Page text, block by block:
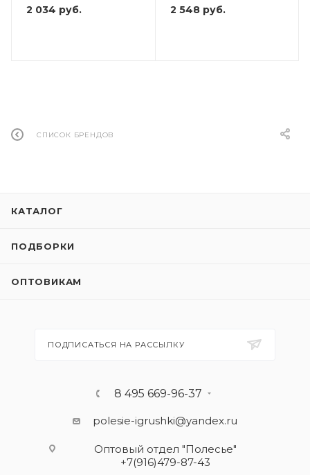
2 034 руб. 2 548руб.
СПИСОК БРЕНДОВ
КАТАЛОГ
ПОДБОРКИ
ОПТОВИКАМ
ПОДПИСАТЬСЯ НА РАССЫЛКУ
8 495 669-96-37
polesie-igrushki@yandex.ru
Оптовый отдел "Полесье"
+7(916)479-87-43